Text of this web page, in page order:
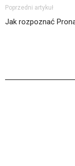
Poprzedni artykuł
Jak rozpoznać